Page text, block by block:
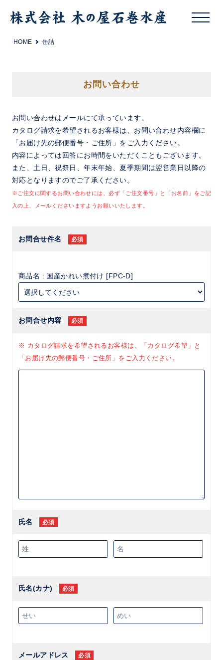
HOME 缶詰
お問い合わせ
お問い合わせはメールにて承っています。
カタログ請求を希望されるお客様は、お問い合わせ内容欄に
「お届け先の郵便番号・ご住所」をご入力ください。
内容によっては回答にお時間をいただくこともございます。
また、土日、祝祭日、年末年始、夏季期間は翌営業日以降の
対応となりますのでご了承ください。
※ご注文に関するお問い合わせには、必ず「ご注文番号」と「お名前」をご記
入の上、メールくださいますようお願いいたします。
お問合せ件名 必須
商品名 : 国産かれい煮付け [FPC-D]
お問合せ内容 必須
※ カタログ請求を希望されるお客様は、「カタログ希望」と
「お届け先の郵便番号・ご住所」をご入力ください。
氏名 必須
氏名(カナ) 必須
メールアドレス 必須